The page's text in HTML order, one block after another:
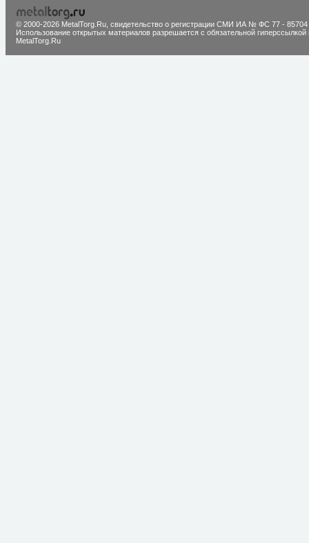
© 2000-2026 MetalTorg.Ru, cвидетельство о регистрации СМИ ИА № ФС 77 - 85704
Использование открытых материалов разрешается с обязательной гиперссылкой
MetalTorg.Ru